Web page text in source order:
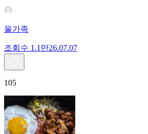
울가족
조회수 1.1만26.07.07
105